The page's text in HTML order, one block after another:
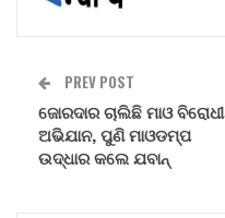
PREV POST
ଜୋରଦାର ଚାଲିଛି ମାଓ ବିରୋଧୀ
ଅଭିଯାନ, ପୁଣି ମାଓଡମ୍ପ
ଉଦ୍ଧାର କଲେ ଯବାନ୍‌